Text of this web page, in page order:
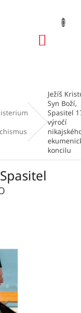
Ježíš
Syn Boží,
Spasitel
výročí
koncilu